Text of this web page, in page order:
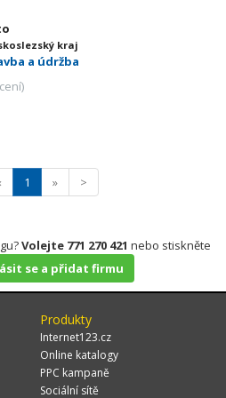
kraj
a údržba
1 » >
Volejte 771 270 421 nebo stiskněte
se a přidat firmu
Produkty
Internet123.cz
Online katalogy
PPC kampaně
Sociální sítě